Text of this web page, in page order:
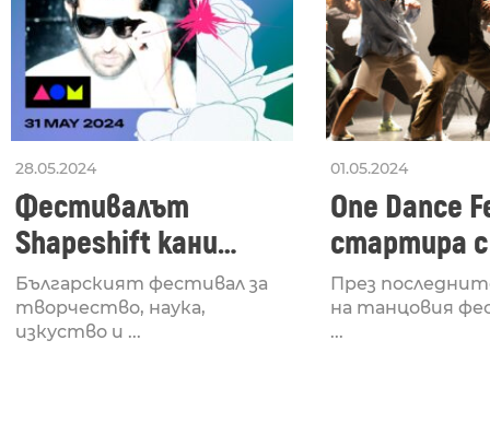
28.05.2024
Фестивалът
Shapeshift кани
Fabrizio Mammarella
за откриването си
Българският фестивал за
творчество, наука,
изкуство и ...
01.05.2024
One Dance
стартира
Lucid,
рейв
През
на танцовия
...